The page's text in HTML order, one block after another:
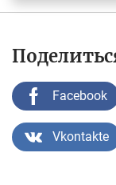
Facebook
Vkontakte